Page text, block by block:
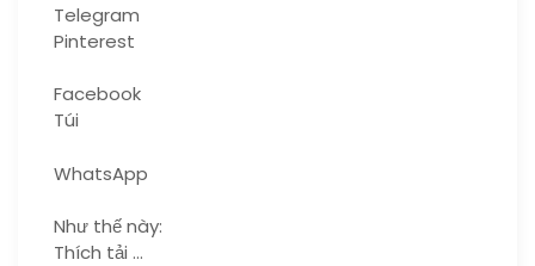
Telegram
Pinterest
Facebook
Túi
WhatsApp
Như thế này:
Thích tải …